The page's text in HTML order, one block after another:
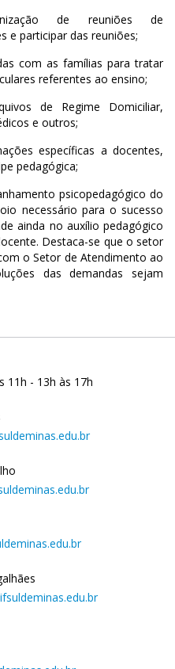
de reuniões de
e participar das reuniões;
com as famílias para tratar
referentes ao ensino;
de Regime Domiciliar,
e outros;
específicas a docentes,
pedagógica;
psicopedagógico do
necessário para o sucesso
ainda no auxílio pedagógico
Destaca-se que o setor
o Setor de Atendimento ao
das demandas sejam
11h - 13h às 17h